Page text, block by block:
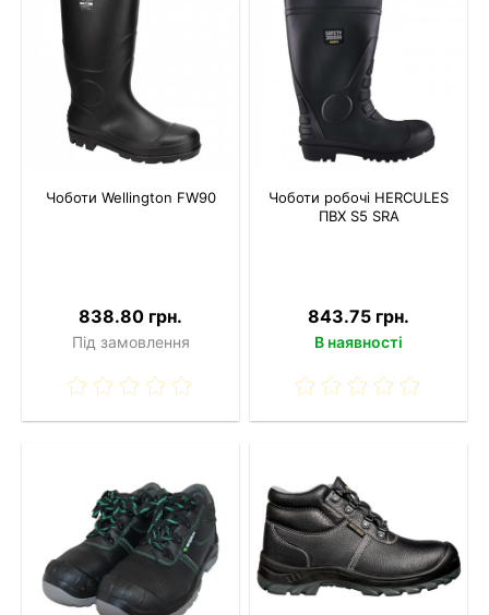
Чоботи Wellington FW90
838.80 грн.
Під замовлення
Чоботи робочі HERCULES
ПВХ S5 SRA
843.75 грн.
В наявності